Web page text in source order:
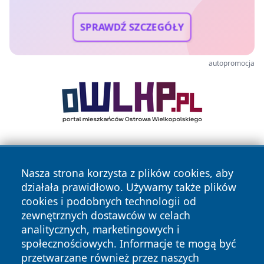
SPRAWDŹ SZCZEGÓŁY
autopromocja
Nasza strona korzysta z plików cookies, aby
działała prawidłowo. Używamy także plików
cookies i podobnych technologii od
zewnętrznych dostawców w celach
analitycznych, marketingowych i
społecznościowych. Informacje te mogą być
przetwarzane również przez naszych
Copyright © 2026 echobialystok.pl Wszystkie prawa
zastrzeżone.